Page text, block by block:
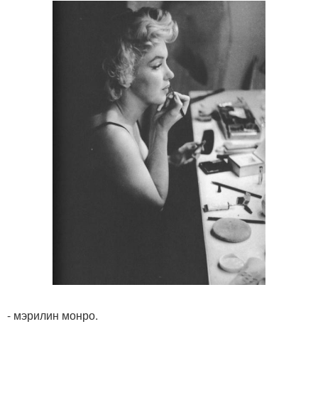
- мэрилин монро.